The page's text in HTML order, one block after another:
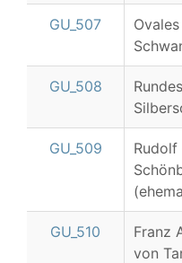
GU_507
GU_508
GU_509
GU_510
Franz
von